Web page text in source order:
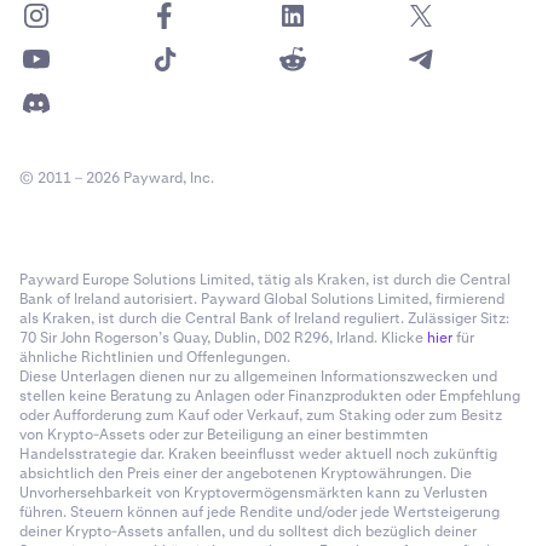
© 2011 – 2026 Payward, Inc.
Payward Europe Solutions Limited, tätig als Kraken, ist durch die Central
Bank of Ireland autorisiert. Payward Global Solutions Limited, firmierend
als Kraken, ist durch die Central Bank of Ireland reguliert. Zulässiger Sitz:
70 Sir John Rogerson’s Quay, Dublin, D02 R296, Irland. Klicke hierfür
ähnliche Richtlinien und Offenlegungen.
Diese Unterlagen dienen nur zu allgemeinen Informationszwecken und
stellen keine Beratung zu Anlagen oder Finanzprodukten oder Empfehlung
oder Aufforderung zum Kauf oder Verkauf, zum Staking oder zum Besitz
von Krypto-Assets oder zur Beteiligung an einer bestimmten
Handelsstrategie dar. Kraken beeinflusst weder aktuell noch zukünftig
absichtlich den Preis einer der angebotenen Kryptowährungen. Die
Unvorhersehbarkeit von Kryptovermögensmärkten kann zu Verlusten
führen. Steuern können auf jede Rendite und/oder jede Wertsteigerung
deiner Krypto-Assets anfallen, und du solltest dich bezüglich deiner